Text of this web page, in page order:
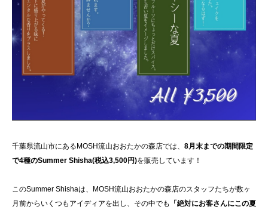
千葉県流山市にあるMOSH流山おおたかの森店では、 8月末までの期間限定
で4種のSummer Shisha(税込3,500円)を販売しています！
このSummer Shishaは、MOSH流山おおたかの森店のスタッフたちが数ヶ
月前からいくつもアイディアを出し、その中でも
「絶対にお客さんにこの夏